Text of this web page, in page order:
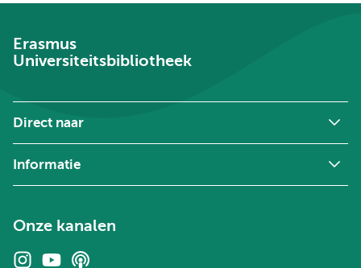
Erasmus
Universiteitsbibliotheek
Direct naar
Informatie
Onze kanalen
Instagram
Youtube